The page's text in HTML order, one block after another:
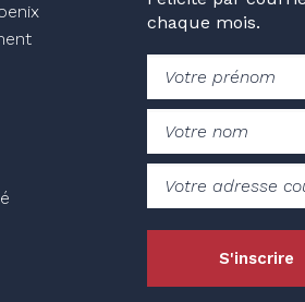
chaque mois.